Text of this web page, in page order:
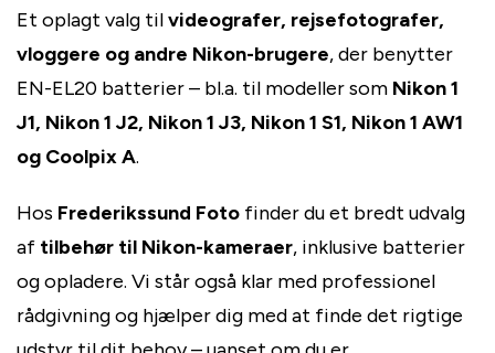
Et oplagt valg tilvideografer, rejsefotografer,
vloggere og andre Nikon-brugere, der benytter
EN-EL20 batterier – bl.a. til modeller som Nikon 1
J1, Nikon 1 J2, Nikon 1 J3, Nikon 1 S1, Nikon 1 AW1
og Coolpix A.
Hos Frederikssund Foto finder du et bredt udvalg
af tilbehør til Nikon-kameraer, inklusive batterier
og opladere. Vi står også klar med professionel
rådgivning og hjælper dig med at finde det rigtige